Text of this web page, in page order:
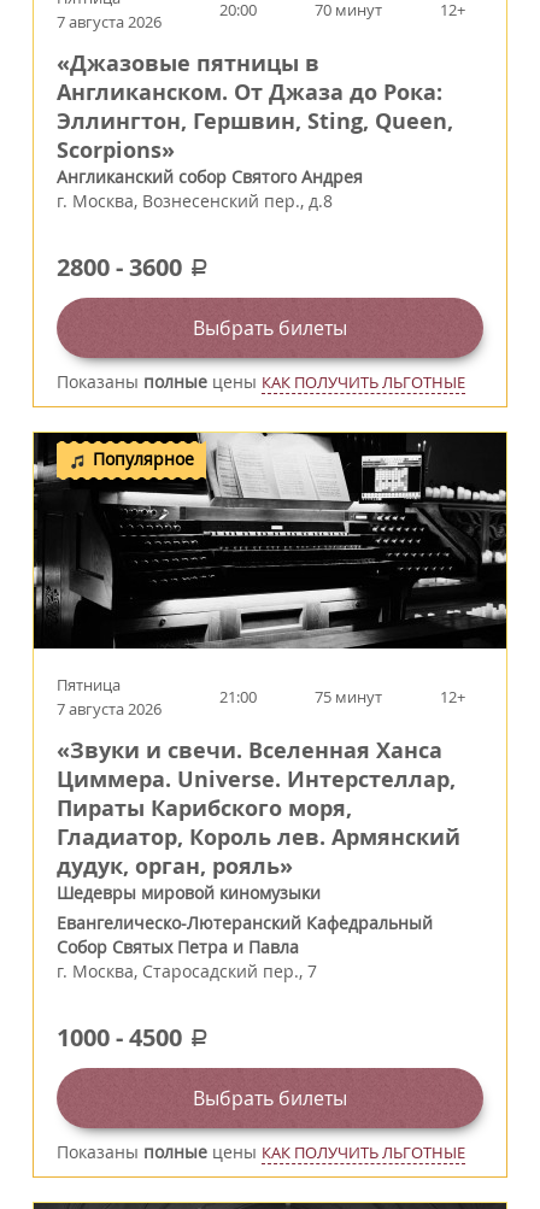
7 августа 2026
20:00 70 минут 12+
«Джазовые пятницы в
Англиканском. От Джаза до Рока:
Эллингтон, Гершвин, Sting, Queen,
Scorpions»
Англиканский собор Святого Андрея
г. Москва, Вознесенский пер., д.8
2800-3600 a
Выбрать билеты
Показаны полные цены КАК ПОЛУЧИТЬ ЛЬГОТНЫЕ
Популярное
Пятница
7 августа 2026
21:00 75 минут 12+
«Звуки и свечи. Вселенная Ханса
Циммера. Universe. Интерстеллар,
Пираты Карибского моря,
Гладиатор, Король лев. Армянский
дудук, орган, рояль»
Шедевры мировой киномузыки
Евангелическо-Лютеранский Кафедральный
Собор Святых Петра и Павла
г. Москва, Старосадский пер., 7
1000-4500 a
Выбрать билеты
Показаны полные цены КАК ПОЛУЧИТЬ ЛЬГОТНЫЕ